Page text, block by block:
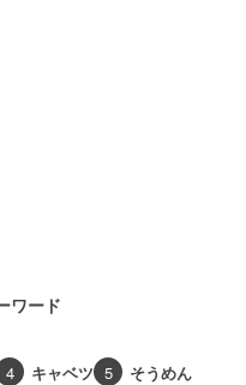
ワード
4 キャベツ 5 そうめん